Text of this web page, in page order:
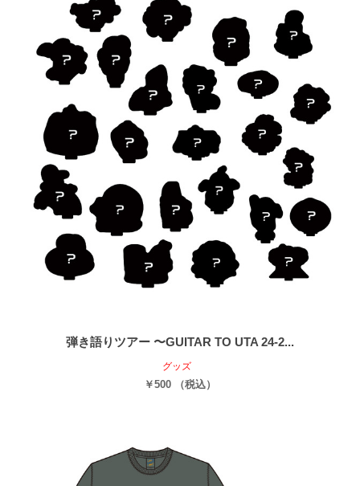
弾き語りツアー 〜GUITAR TO UTA 24-2...
グッズ
￥500 （税込）